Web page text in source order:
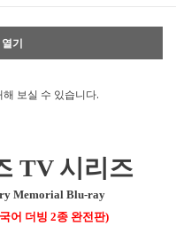
기
보실 수 있습니다.
TV 시리즈
Memorial Blu-ray
어 더빙 2종 완전판)